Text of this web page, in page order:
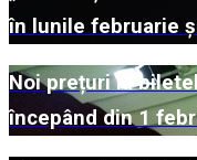
în lunile februarie
Noi prețuri la
începând din 1